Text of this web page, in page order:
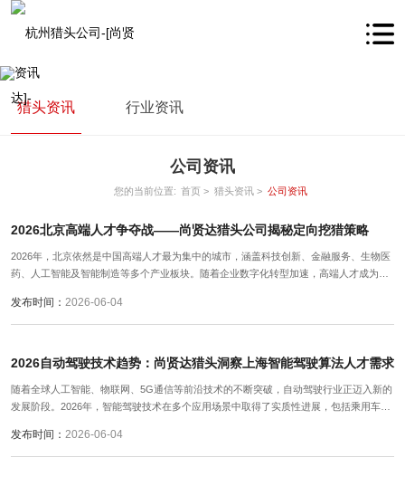
猎头资讯 行业资讯
公司资讯
您的当前位置: 首页 > 猎头资讯 > 公司资讯
2026北京高端人才争夺战——尚贤达猎头公司揭秘定向挖猎策略
2026年，北京依然是中国高端人才最为集中的城市，涵盖科技创新、金融服务、生物医
药、人工智能及智能制造等多个产业板块。随着企业数字化转型加速，高端人才成为推
需求同比上升约15%，特别是在研发管理、战略规划、海外业务拓展及创新项目管理等
岗位，人才争夺愈发白热化。
发布时间： 2026-06-04
2026自动驾驶技术趋势：尚贤达猎头洞察上海智能驾驶算法人才需求
随着全球人工智能、物联网、5G通信等前沿技术的不断突破，自动驾驶行业正迈入新的
发展阶段。2026年，智能驾驶技术在多个应用场景中取得了实质性进展，包括乘用车、
前沿研究，而是逐步走向商业化落地、产品化应用和规模化部署。
发布时间： 2026-06-04